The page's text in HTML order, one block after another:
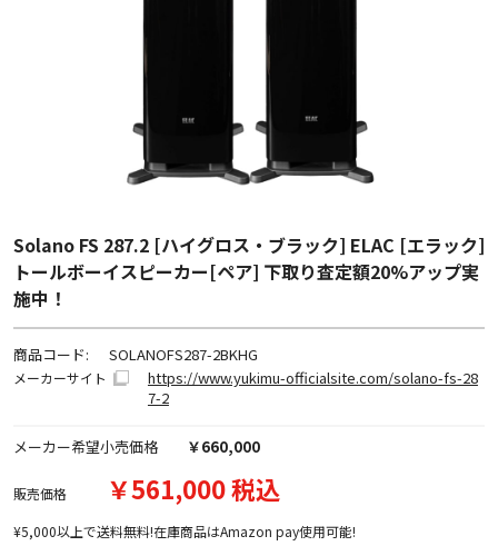
Solano FS 287.2 [ハイグロス・ブラック] ELAC [エラック]
トールボーイスピーカー[ペア] 下取り査定額20%アップ実
施中！
商品コード: SOLANOFS287-2BKHG
メーカーサイト
https://www.yukimu-officialsite.com/solano-fs-28
7-2
メーカー希望小売価格 ￥660,000
販売価格 ￥561,000 税込
¥5,000以上で送料無料!在庫商品はAmazon pay使用可能!